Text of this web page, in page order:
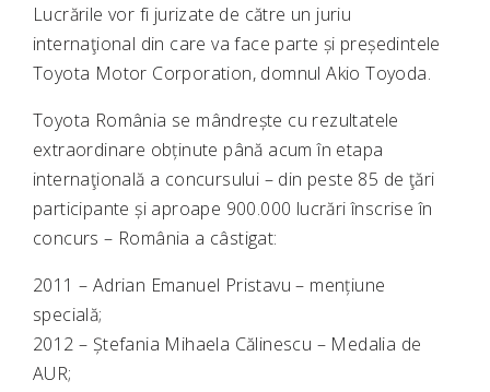
Lucrările vor fi jurizate de către un juriu
internaţional din care va face parte și președintele
Toyota Motor Corporation, domnul Akio Toyoda.
Toyota România se mândrește cu rezultatele
extraordinare obținute până acum în etapa
internaţională a concursului – din peste 85 de ţări
participante și aproape 900.000 lucrări înscrise în
concurs – România a câstigat:
2011 – Adrian Emanuel Pristavu – mențiune
specială;
2012 – Ștefania Mihaela Călinescu – Medalia de
AUR;